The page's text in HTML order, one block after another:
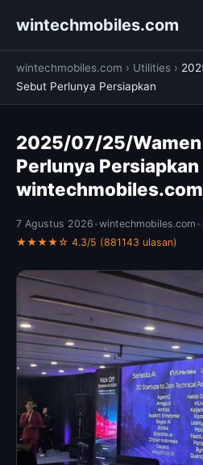
wintechmobiles.com
wintechmobiles.com › Utilities ›
Sebut Perlunya Persiapkan
2025/07/25/Wamen
Perlunya
wintechmobiles.com
7 Agustus 2026 •wintechmobiles.com •
★★★★☆ 4.3/5 (881143 ulasan)